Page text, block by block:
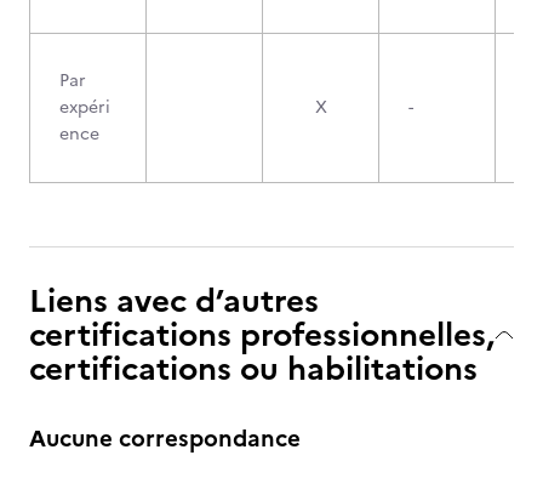
Par
expéri
ence
X -
Liens avec d’autres
certifications professionnelles,
certifications ou habilitations
Aucune correspondance